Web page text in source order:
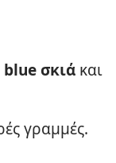
σκιά και
γραμμές.